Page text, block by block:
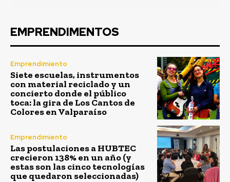
EMPRENDIMENTOS
Emprendimiento
Siete escuelas, instrumentos
con material reciclado y un
concierto donde el público
toca: la gira de Los Cantos de
Colores en Valparaíso
Emprendimiento
Las postulaciones a HUBTEC
crecieron 138% en un año (y
estas son las cinco tecnologías
que quedaron seleccionadas)